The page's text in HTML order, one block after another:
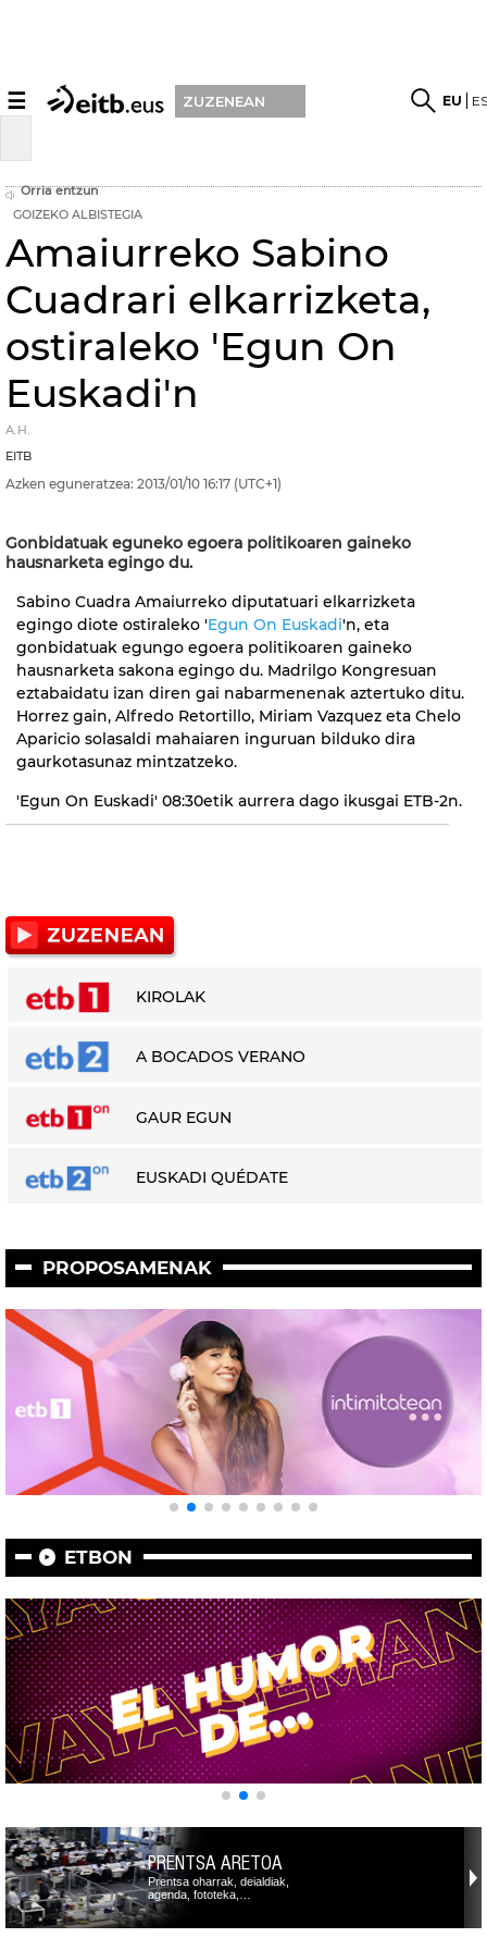
☰ ZUZENEAN EU
Orria entzun
GOIZEKO ALBISTEGIA
Amaiurreko Sabino
Cuadrari elkarrizketa,
ostiraleko 'Egun On
Euskadi'n
A.H.
EITB
Azken eguneratzea: 2013/01/10 16:17 (UTC+1)
Gonbidatuak eguneko egoera politikoaren gaineko
hausnarketa egingo du.
Sabino Cuadra Amaiurreko diputatuari elkarrizketa
egingo diote ostiraleko 'Egun On Euskadi'n, eta
gonbidatuak egungo egoera politikoaren gaineko
hausnarketa sakona egingo du. Madrilgo Kongresuan
eztabaidatu izan diren gai nabarmenenak aztertuko ditu.
Horrez gain, Alfredo Retortillo, Miriam Vazquez eta Chelo
Aparicio solasaldi mahaiaren inguruan bilduko dira
gaurkotasunaz mintzatzeko.
'Egun On Euskadi' 08:30etik aurrera dago ikusgai ETB-2n.
KIROLAK
A BOCADOS VERANO
GAUR EGUN
EUSKADI QUÉDATE
PROPOSAMENAK
ETBON
PRENTSA ARETOA
Prentsa oharrak, deialdiak,
agenda, fototeka,…